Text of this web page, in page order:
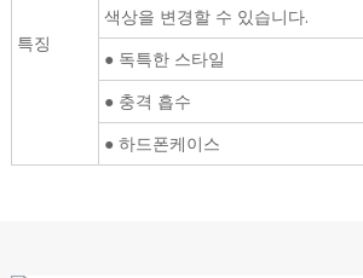
특징
색상을 변경할 수 있습니다.
● 독특한 스타일
● 충격 흡수
● 하드폰케이스